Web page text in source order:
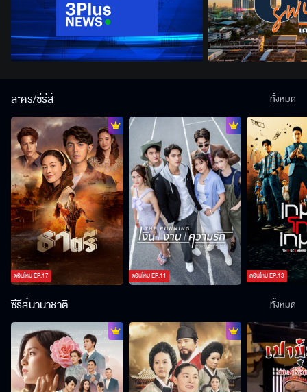
ละคร/ซีรีส์
ตอนใหม่EP.17 ตอนใหม่EP.11 ตอนใหม่EP.13
ทั้งหมด
ซีรีส์นานาชาติ ทั้งหมด